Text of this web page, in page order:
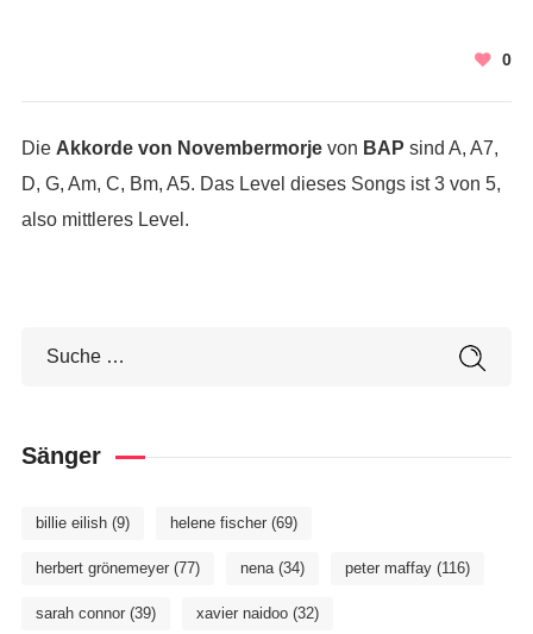
0
Die Akkorde von Novembermorjevon BAP sind A, A7,
D, G, Am, C, Bm, A5. Das Level dieses Songs ist 3 von 5,
also mittleres Level.
Sänger
billie eilish(9) helene fischer(69)
herbert grönemeyer(77) nena(34) peter maffay(116)
sarah connor(39) xavier naidoo(32)